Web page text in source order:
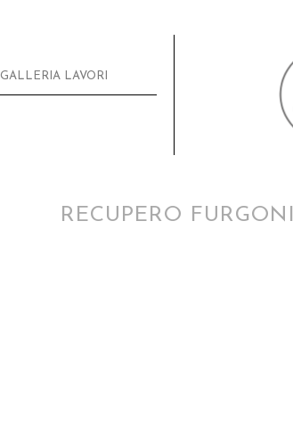
GALLERIA LAVORI
RECUPERO FURGONI